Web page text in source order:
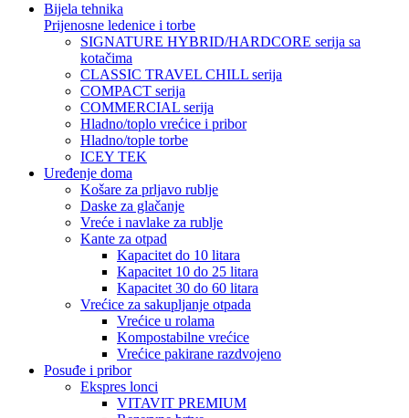
Bijela tehnika
Prijenosne ledenice i torbe
SIGNATURE HYBRID/HARDCORE serija sa
kotačima
CLASSIC TRAVEL CHILL serija
COMPACT serija
COMMERCIAL serija
Hladno/toplo vrećice i pribor
Hladno/tople torbe
ICEY TEK
Uređenje doma
Košare za prljavo rublje
Daske za glačanje
Vreće i navlake za rublje
Kante za otpad
Kapacitet do 10 litara
Kapacitet 10 do 25 litara
Kapacitet 30 do 60 litara
Vrećice za sakupljanje otpada
Vrećice u rolama
Kompostabilne vrećice
Vrećice pakirane razdvojeno
Posuđe i pribor
Ekspres lonci
VITAVIT PREMIUM